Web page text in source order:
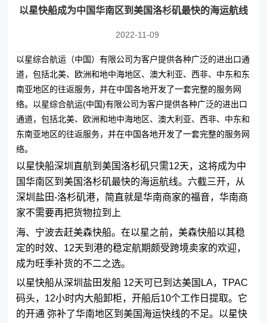
以星快船成为中国华南区到美国洛杉矶最快的海运航线
2022-11-09
以星综合航运（中国）有限公司为客户提供各种广泛的进出口通
道，包括北美、欧洲和地中海地区、澳大利亚、西非、中东和东
南亚地区的往返服务，并在中国各地开发了一套完整的服务网
络。以星综合航运(中国)有限公司为客户提供各种广泛的进出口
通道，包括北美、欧洲和地中海地区、澳大利亚、西非、中东和
东南亚地区的往返服务，并在中国各地开发了一套完整的服务网
络。
以星快船深圳直航到美国洛杉矶只需12天，这将成为中
国华南区到美国洛杉矶最快的海运航线。六截三开，从
深圳盐田-洛杉矶港，简直就是华南商家的福音，华南商
家不需要再把货物拉到上
海、宁波去赶美森快船。在以星之前，美森快船以其稳
定的时效、12天到港的稳定航期颇受跨境卖家的欢迎，
成为旺季补货的不二之选。
以星快船从深圳盐田发船 12天可已到达美国LA，TPAC
码头，12小时内大船卸柜，开船后10个工作日提取。它
的开通 弥补了华南地区到美国海运快线的不足。以星快